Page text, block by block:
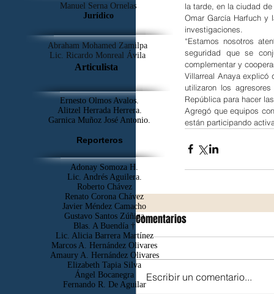
la tarde, en la ciudad
Omar García Harfuch y
investigaciones.
“Estamos nosotros
seguridad que se
complementar y
Villarreal Anaya explicó
utilizaron los
República para hacer
Agregó que equipos
están participando
Comentarios
Escribir un comentario...
Manuel Serna Ornelas
Jurídico
Abraham Mohamed Zamilpa
Lic. Ricardo Monreal Ávila
Articulista
Ernesto Olmos Avalos.
Alitzel Herrada Herrera.
Garnica Muñoz José Antonio.
Reporteros
Adonay Somoza H.
Lic. Andrés Aguilera.
Roberto Chávez
Renato Corona Chávez
Javier Méndez Camacho
Gustavo Santos Zúñiga
Blas. A Buendía †
​Lic. Alicia Barrera Martínez
Marcos A. Hernández Olivares
Amaury A. Hernández Olivares
Elizabeth Tapia Silva
Ángel Bocanegra
Fernando R. De Aguilar